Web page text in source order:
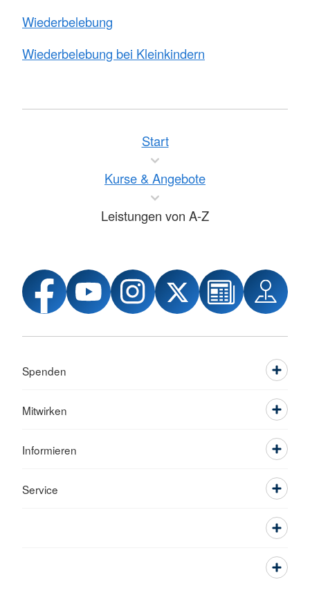
Wiederbelebung
Wiederbelebung bei Kleinkindern
Start
Kurse & Angebote
Leistungen von A-Z
Spenden
Mitwirken
Informieren
Service